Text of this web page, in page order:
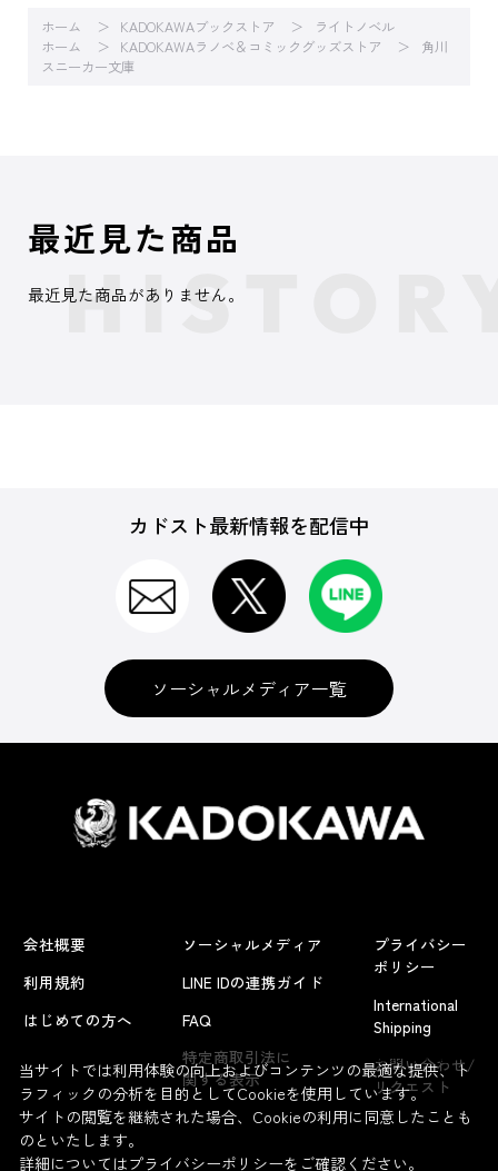
ホーム KADOKAWAブックストア
ライトノベル
ホーム
KADOKAWAラノベ＆コミックグッズストア
角川
スニーカー文庫
よくあるお問い合わせ
最近見た商品
最近見た商品がありません。
カドスト最新情報を配信中
ソーシャルメディア一覧
会社概要
利用規約
はじめての方へ
ソーシャルメディア
LINE IDの連携ガイド
FAQ
特定商取引法に
関する表示
プライバシー
ポリシー
International
Shipping
お問い合わせ/
リクエスト
当サイトでは利用体験の向上およびコンテンツの最適な提供、ト
ラフィックの分析を目的としてCookieを使用しています。
サイトの閲覧を継続された場合、Cookieの利用に同意したことも
のといたします。
詳細についてはプライバシーポリシーをご確認ください。